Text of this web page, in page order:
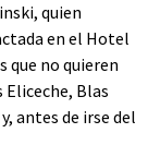
quien
en el Hotel
que no quieren
Eliceche, Blas
antes de irse del